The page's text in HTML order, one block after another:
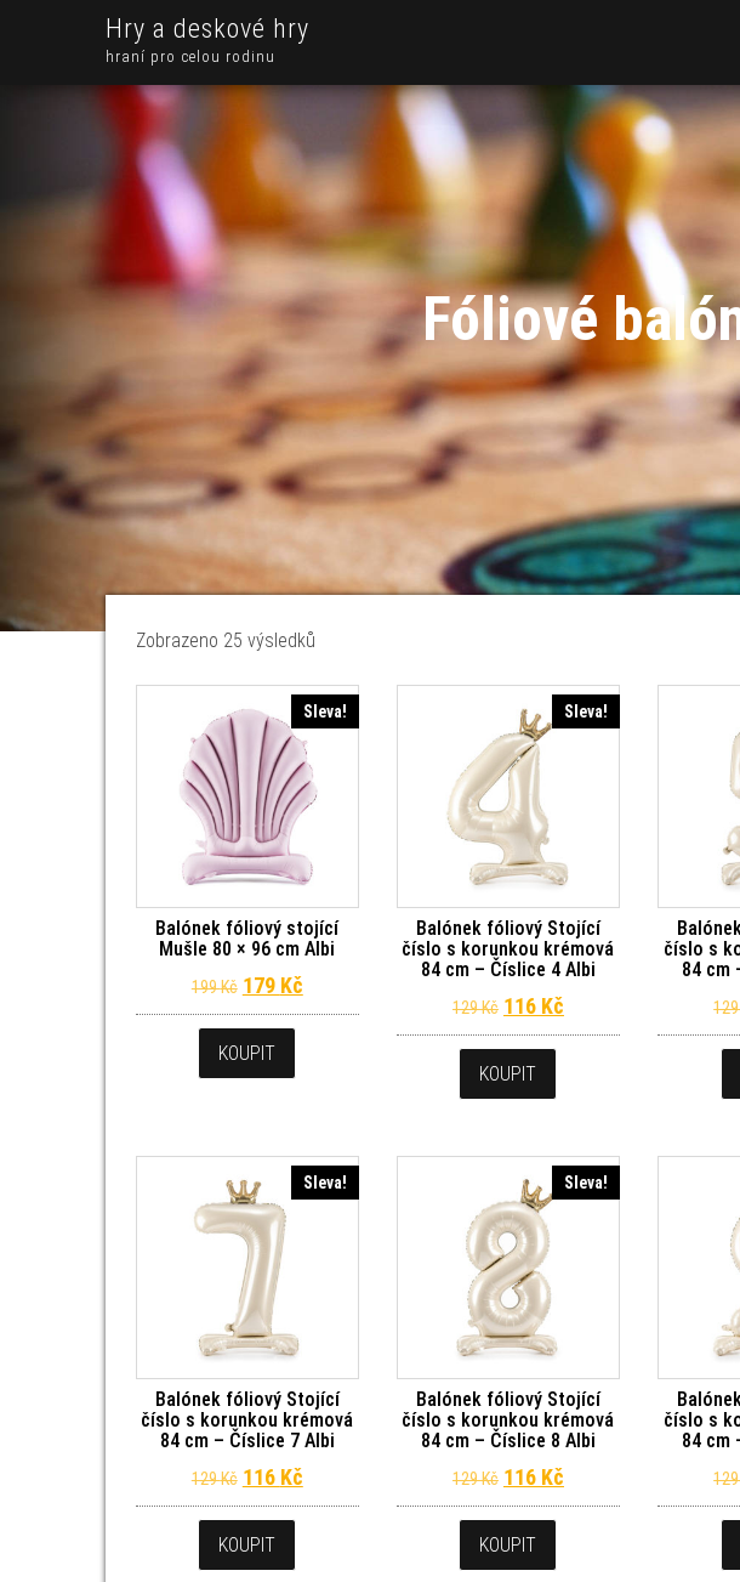
Hry a deskové hry
hraní pro celou rodinu
Fóliové
Zobrazeno 25 výsledků
Sleva!
Balónek fóliový stojící
Mušle 80 × 96 cm Albi
199Kč Původní cena byla: 199 Kč.
179 KčAktuální cena je: 179 Kč.
KOUPIT
Sleva!
Balónek fóliový Stojící
číslo s korunkou krémová
84 cm – Číslice 4 Albi
129Kč Původní cena byla: 129 Kč.
116 KčAktuální cena je:
KOUPIT
číslo s
84 cm
Sleva!
Balónek fóliový Stojící
číslo s korunkou krémová
84 cm – Číslice 7 Albi
129Kč Původní cena byla: 129 Kč.
116 KčAktuální cena je: 116 Kč.
KOUPIT
Sleva!
Balónek fóliový Stojící
číslo s korunkou krémová
84 cm – Číslice 8 Albi
129Kč Původní cena byla: 129 Kč.
116 KčAktuální cena je:
KOUPIT
číslo s
84 cm